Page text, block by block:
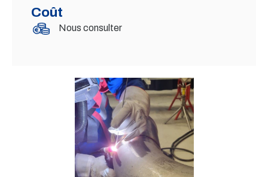
Coût
Nous consulter